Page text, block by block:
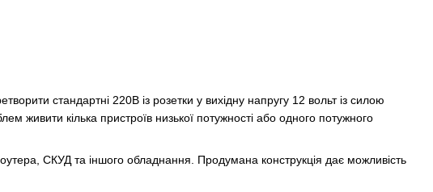
стандартні 220В із розетки у вихідну напругу 12 вольт із силою
кілька пристроїв низької потужності або одного потужного
СКУД та іншого обладнання. Продумана конструкція дає можливість